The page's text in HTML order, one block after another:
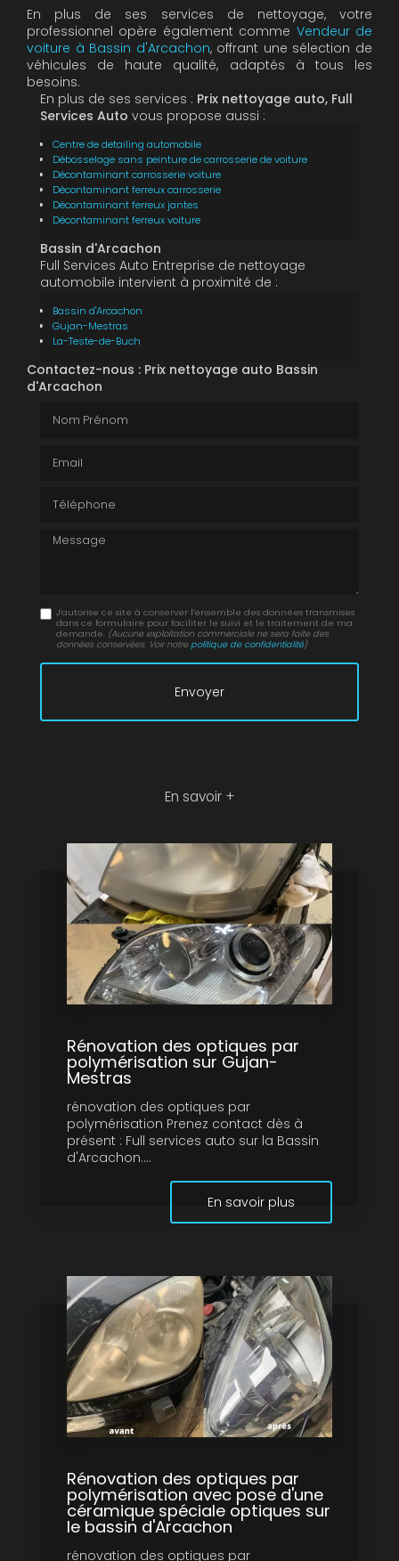
En plus de ses services de nettoyage, votre
professionnel opère également comme Vendeur de
voiture à Bassin d'Arcachon, offrant une sélection de
véhicules de haute qualité, adaptés à tous les
besoins.
En plus de ses services : Prix nettoyage auto, Full
Services Auto vous propose aussi :
Centre de detailing automobile
Débosselage sans peinture de carrosserie de voiture
Décontaminant carrosserie voiture
Décontaminant ferreux carrosserie
Décontaminant ferreux jantes
Décontaminant ferreux voiture
Bassin d'Arcachon
Full Services Auto Entreprise de nettoyage
automobile intervient à proximité de :
Bassin d'Arcachon
Gujan-Mestras
La-Teste-de-Buch
Contactez-nous : Prix nettoyage auto Bassin
d'Arcachon
Message
J'autorise ce site à conserver l'ensemble des données transmises
dans ce formulaire pour faciliter le suivi et le traitement de ma
demande. (Aucune exploitation commerciale ne sera faite des
données conservées. Voir notrepolitique de confidentialité)
En savoir +
Rénovation des optiques par
polymérisation sur Gujan-
Mestras
rénovation des optiques par
polymérisation Prenez contact dès à
présent : Full services auto sur la Bassin
d'Arcachon....
En savoir plus
Rénovation des optiques par
polymérisation avec pose d'une
céramique spéciale optiques sur
le bassin d'Arcachon
rénovation des optiques par